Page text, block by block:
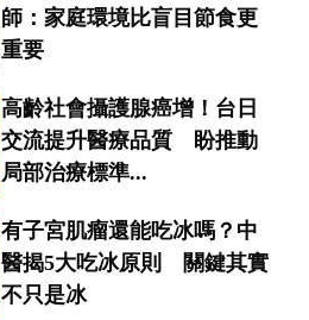
師：家庭環境比盲目節食更
重要
高齡社會攝護腺癌增！台日
交流提升醫療品質 盼推動
局部治療標準...
有子宮肌瘤還能吃冰嗎？中
醫揭5大吃冰原則 關鍵其實
不只是冰